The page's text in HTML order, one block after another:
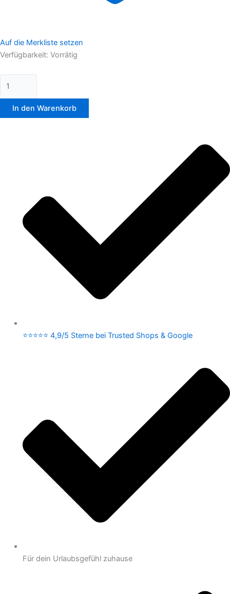
Auf die Merkliste setzen
Verfügbarkeit: Vorrätig
In den Warenkorb
⭐⭐⭐⭐⭐ 4,9/5 Sterne bei Trusted Shops & Google
Für dein Urlaubsgefühl zuhause